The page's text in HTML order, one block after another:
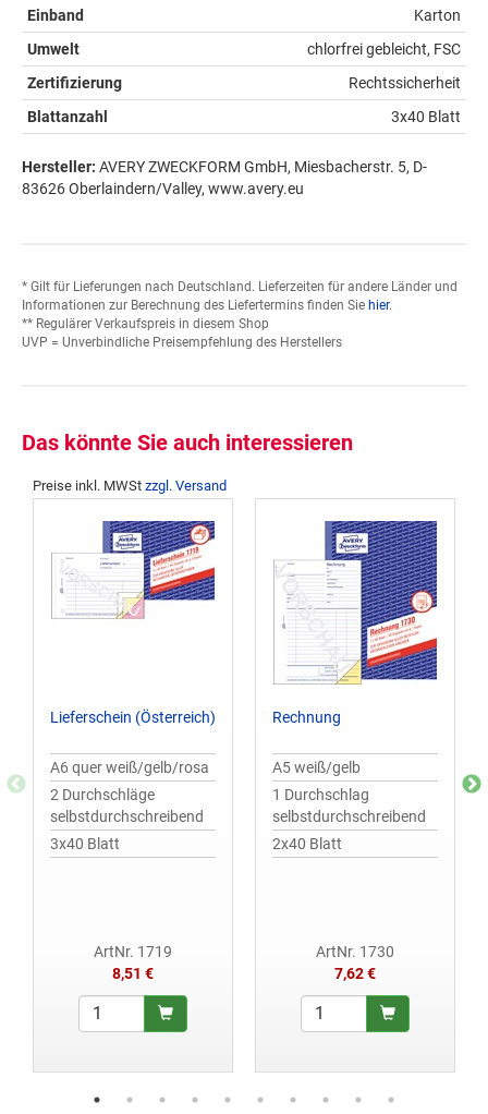
Einband
Karton
Umwelt
chlorfrei gebleicht, FSC
Zertifizierung
Rechtssicherheit
Blattanzahl
3x40 Blatt
Hersteller: AVERY ZWECKFORM GmbH, Miesbacherstr. 5, D-
83626 Oberlaindern/Valley, www.avery.eu
* Gilt für Lieferungen nach Deutschland. Lieferzeiten für andere Länder und
Informationen zur Berechnung des Liefertermins finden Sie hier.
** Regulärer Verkaufspreis in diesem Shop
UVP = Unverbindliche Preisempfehlung des Herstellers
Das könnte Sie auch interessieren
Preise inkl. MWSt zzgl. Versand
Lieferschein (Österreich)
A6 quer weiß/gelb/rosa
2 Durchschläge
selbstdurchschreibend
3x40 Blatt
ArtNr. 1719
8,51 €
Rechnung
A5 weiß/gelb
1 Durchschlag
selbstdurchschreibend
2x40 Blatt
ArtNr. 1730
7,62 €